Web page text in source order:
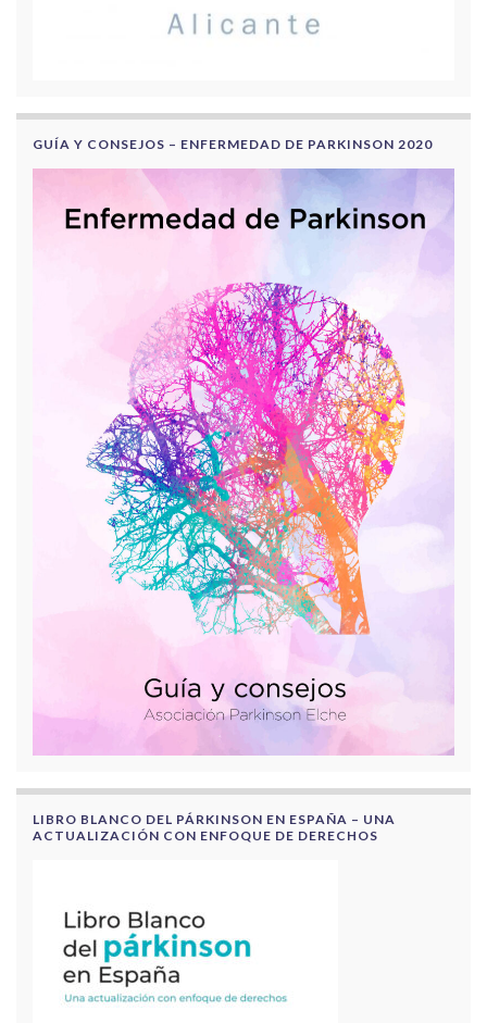
GUÍA Y CONSEJOS – ENFERMEDAD DE PARKINSON 2020
LIBRO BLANCO DEL PÁRKINSON EN ESPAÑA – UNA
ACTUALIZACIÓN CON ENFOQUE DE DERECHOS